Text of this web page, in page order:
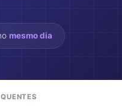
mesmo dia